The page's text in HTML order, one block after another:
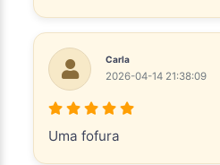
Carla
2026-04-14 21:38:09
Uma fofura